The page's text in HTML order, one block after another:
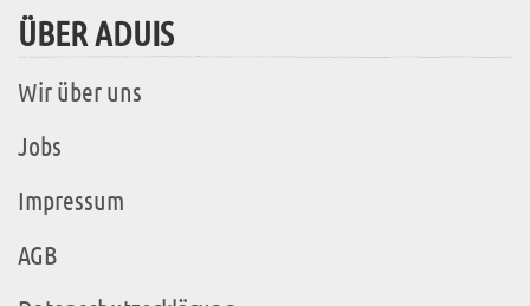
ÜBER ADUIS
Wir über uns
Jobs
Impressum
AGB